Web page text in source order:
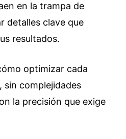
en la trampa de
detalles clave que
resultados.
optimizar cada
sin complejidades
la precisión que exige